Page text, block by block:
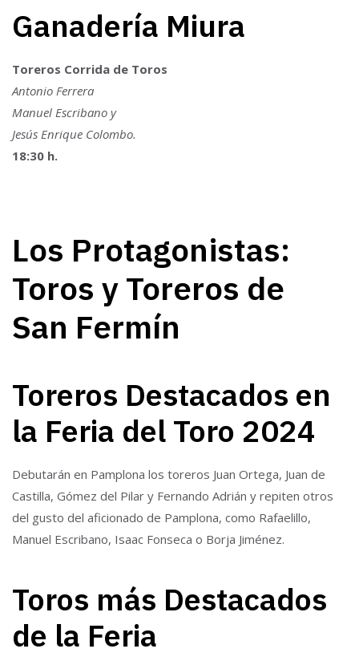
Ganadería Miura
Toreros Corrida de Toros
Antonio Ferrera
Manuel Escribano y
Jesús Enrique Colombo.
18:30 h.
Los Protagonistas:
Toros y Toreros de
San Fermín
Toreros Destacados en
la Feria del Toro 2024
Debutarán en Pamplona los toreros Juan Ortega, Juan de
Castilla, Gómez del Pilar y Fernando Adrián y repiten otros
del gusto del aficionado de Pamplona, como Rafaelillo,
Manuel Escribano, Isaac Fonseca o Borja Jiménez.
Toros más Destacados
de la Feria